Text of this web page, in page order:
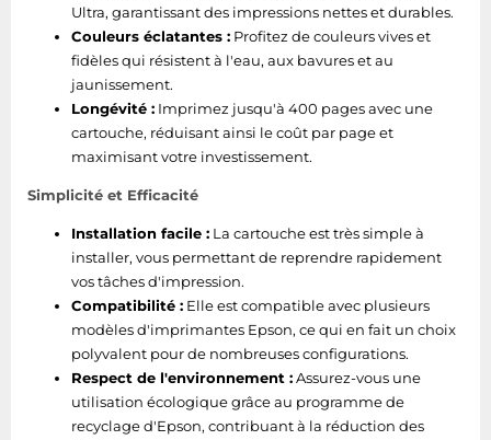
Ultra, garantissant des impressions nettes et durables.
Couleurs éclatantes : Profitez de couleurs vives et
fidèles qui résistent à l'eau, aux bavures et au
jaunissement.
Longévité : Imprimez jusqu'à 400 pages avec une
cartouche, réduisant ainsi le coût par page et
maximisant votre investissement.
Simplicité et Efficacité
Installation facile : La cartouche est très simple à
installer, vous permettant de reprendre rapidement
vos tâches d'impression.
Compatibilité : Elle est compatible avec plusieurs
modèles d'imprimantes Epson, ce qui en fait un choix
polyvalent pour de nombreuses configurations.
Respect de l'environnement :Assurez-vous une
utilisation écologique grâce au programme de
recyclage d'Epson, contribuant à la réduction des